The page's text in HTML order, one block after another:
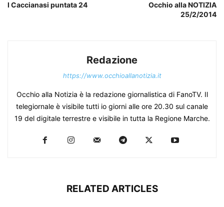
I Caccianasi puntata 24
Occhio alla NOTIZIA
25/2/2014
Redazione
https://www.occhioallanotizia.it
Occhio alla Notizia è la redazione giornalistica di FanoTV. Il
telegiornale è visibile tutti io giorni alle ore 20.30 sul canale
19 del digitale terrestre e visibile in tutta la Regione Marche.
RELATED ARTICLES